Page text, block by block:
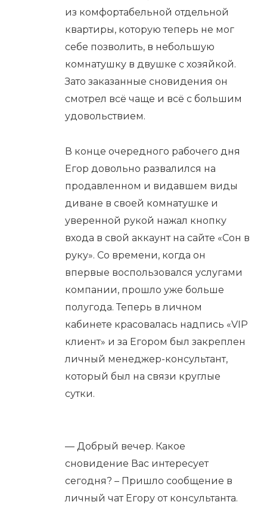
из комфортабельной отдельной
квартиры, которую теперь не мог
себе позволить, в небольшую
комнатушку в двушке с хозяйкой.
Зато заказанные сновидения он
смотрел всё чаще и всё с большим
удовольствием.
В конце очередного рабочего дня
Егор довольно развалился на
продавленном и видавшем виды
диване в своей комнатушке и
уверенной рукой нажал кнопку
входа в свой аккаунт на сайте «Сон в
руку». Со времени, когда он
впервые воспользовался услугами
компании, прошло уже больше
полугода. Теперь в личном
кабинете красовалась надпись «VIP
клиент» и за Егором был закреплен
личный менеджер-консультант,
который был на связи круглые
сутки.
— Добрый вечер. Какое
сновидение Вас интересует
сегодня? – Пришло сообщение в
личный чат Егору от консультанта.